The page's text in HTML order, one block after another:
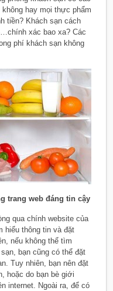
hay mọi thực phẩm
tiền? Khách sạn cách
xác bao xa? Các
phí khách sạn không
trang web đáng tin cậy
qua chính website của
hiểu thông tin và đặt
nếu không thể tìm
bạn cũng có thể đặt
Tuy nhiên, bạn nên đặt
hoặc do bạn bè giới
internet. Ngoài ra, để có